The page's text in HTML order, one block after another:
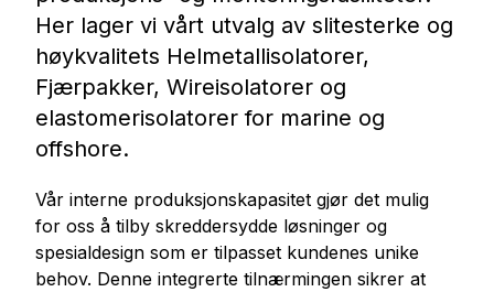
Her lager vi vårt utvalg av slitesterke og
høykvalitets Helmetallisolatorer,
Fjærpakker, Wireisolatorer og
elastomerisolatorer for marine og
offshore.
Vår interne produksjonskapasitet gjør det mulig
for oss å tilby skreddersydde løsninger og
spesialdesign som er tilpasset kundenes unike
behov. Denne integrerte tilnærmingen sikrer at